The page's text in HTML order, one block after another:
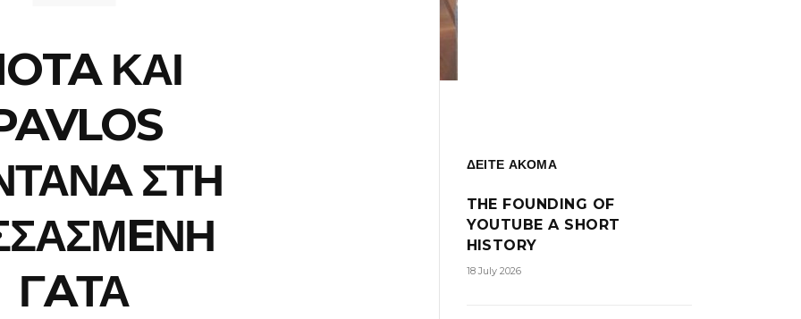
ΚΑΙ
ΣΤΗ
ΓAΤΑ
ΔΕΙΤΕ ΑΚΟΜΑ
THE FOUNDING OF
YOUTUBE A SHORT
HISTORY
18 July 2026